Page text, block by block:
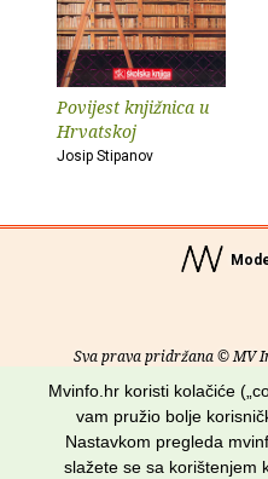
Povijest knjižnica u
Hrvatskoj
Josip Stipanov
Sva prava pridržana © MV
Mvinfo.hr koristi kolačiće
vam pružio bolje
Nastavkom pregleda
slažete se sa korištenjem